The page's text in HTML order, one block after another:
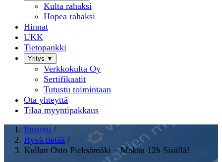
Kulta rahaksi
Hopea rahaksi
Hinnat
UKK
Tietopankki
Yritys ▼
Verkkokulta Oy
Sertifikaatit
Tutustu toimintaan
Ota yhteyttä
Tilaa myyntipakkaus
Etusivu /
Hyvä tietää /
Kullan Osto Pieksämäki – Maksu 12h Sisällä!